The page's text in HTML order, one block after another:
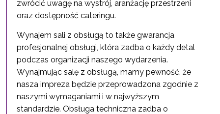
zwrócić uwagę na wystrój, aranżację przestrzeni
oraz dostępność cateringu.
Wynajem sali z obsługą to także gwarancja
profesjonalnej obsługi, która zadba o każdy detal
podczas organizacji naszego wydarzenia.
Wynajmując salę z obsługą, mamy pewność, że
nasza impreza będzie przeprowadzona zgodnie z
naszymi wymaganiami i w najwyższym
standardzie. Obsługa techniczna zadba o